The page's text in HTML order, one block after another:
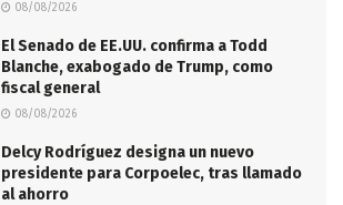
08/08/2026
El Senado de EE.UU. confirma a Todd
Blanche, exabogado de Trump, como
fiscal general
08/08/2026
Delcy Rodríguez designa un nuevo
presidente para Corpoelec, tras llamado
al ahorro